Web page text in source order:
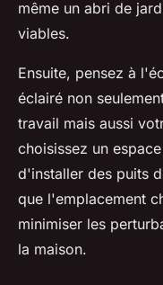
même un abri de
viables.
Ensuite, pensez à l'
éclairé non
travail mais aussi
choisissez un
d'installer des puits
que l'emplacement
minimiser les
la maison.